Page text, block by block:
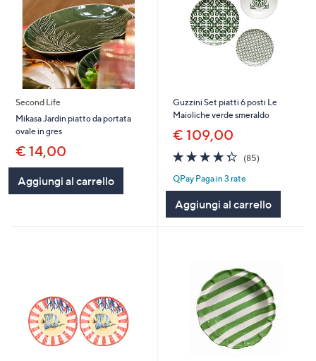
Second Life
Mikasa Jardin piatto da portata
ovale in gres
€ 14,00
Aggiungi al carrello
Guzzini Set piatti 6 posti Le
Maioliche verde smeraldo
€ 109,00
4.3
of
5
Stars
(85)85
QPay Paga in 3 rate
Aggiungi al carrello